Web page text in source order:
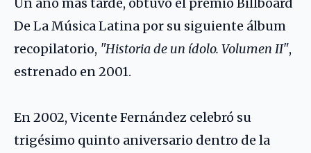
Un año más tarde, obtuvo el premio Billboard
De La Música Latina por su siguiente álbum
recopilatorio, "Historia de un ídolo. Volumen II",
estrenado en 2001.
En 2002, Vicente Fernández celebró su
trigésimo quinto aniversario dentro de la